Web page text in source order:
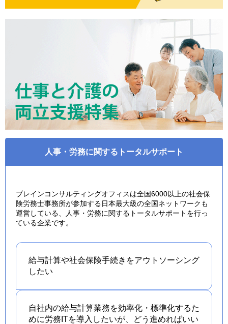
人事・労務に関するトータルサポート
ブレインコンサルティングオフィスは全国6000以上の社会保
険労務士事務所が参加する日本最大級の全国ネットワークも
運営している、人事・労務に関するトータルサポートを行っ
ている企業です。
給与計算や社会保険手続きをアウトソーシング
したい
自社内の給与計算業務を効率化・標準化するた
めに労務ITを導入したいが、どう進めればいい